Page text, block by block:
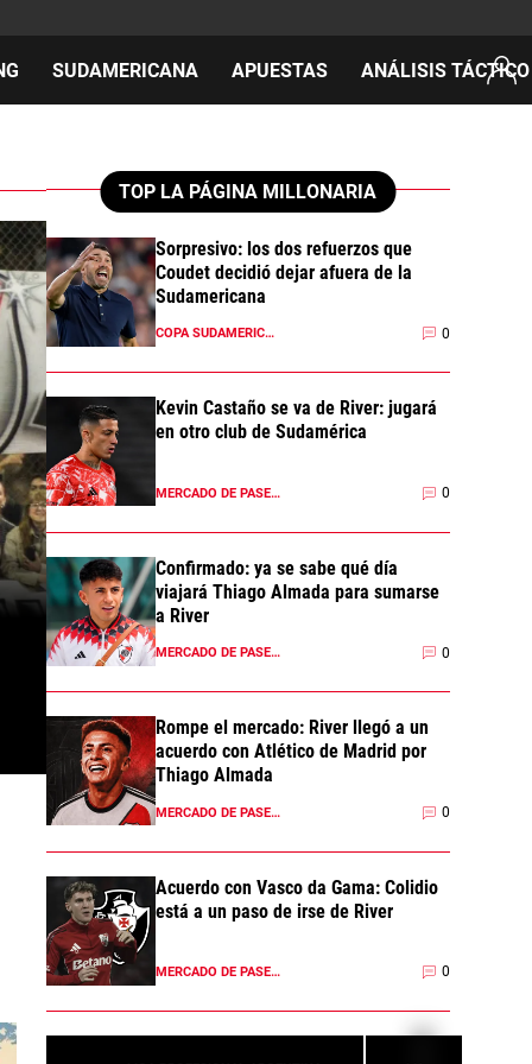
SUDAMERICANA APUESTAS ANÁLISIS TÁCTICO
día
TOP LA PÁGINA MILLONARIA
Sorpresivo: los dos refuerzos que
Coudet decidió dejar afuera de la
Sudamericana
COPA SUDAMERICANA 2026 0
Kevin Castaño se va de River: jugará
en otro club de Sudamérica
MERCADO DE PASES 2026 0
Confirmado: ya se sabe qué día
viajará Thiago Almada para sumarse
a River
MERCADO DE PASES 2026 0
Rompe el mercado: River llegó a un
acuerdo con Atlético de Madrid por
Thiago Almada
MERCADO DE PASES 2026 0
Acuerdo con Vasco da Gama: Colidio
está a un paso de irse de River
MERCADO DE PASES 2026 0